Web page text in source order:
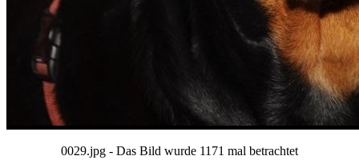
0029.jpg - Das Bild wurde 1171 mal betrachtet